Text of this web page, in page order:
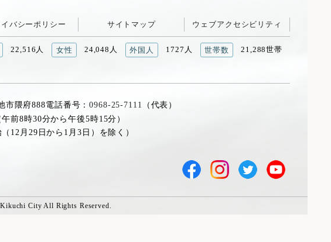
バシーポリシー サイトマップ ウェブアクセシビリティ
22,516人 女性 24,048人 外国人 1727人 世帯数 21,288世帯
市隈府888電話番号：0968-25-7111
（代表）
前8時30分から午後5時15分）
12月29日から1月3日）を除く）
City All Rights Reserved.